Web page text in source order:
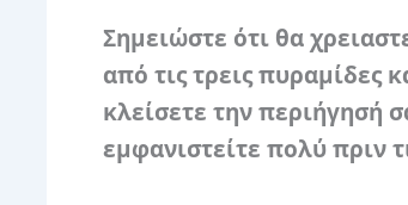
Σημειώστε ότι θα
από τις τρεις πυραμίδες
κλείσετε την περιήγησή
εμφανιστείτε πολύ πριν